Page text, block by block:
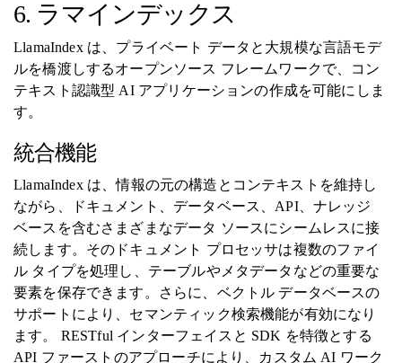
6. ラマインデックス
LlamaIndex は、プライベート データと大規模な言語モデ
ルを橋渡しするオープンソース フレームワークで、コン
テキスト認識型 AI アプリケーションの作成を可能にしま
す。
統合機能
LlamaIndex は、情報の元の構造とコンテキストを維持し
ながら、ドキュメント、データベース、API、ナレッジ
ベースを含むさまざまなデータ ソースにシームレスに接
続します。そのドキュメント プロセッサは複数のファイ
ル タイプを処理し、テーブルやメタデータなどの重要な
要素を保存できます。さらに、ベクトル データベースの
サポートにより、セマンティック検索機能が有効になり
ます。 RESTful インターフェイスと SDK を特徴とする
API ファーストのアプローチにより、カスタム AI ワーク